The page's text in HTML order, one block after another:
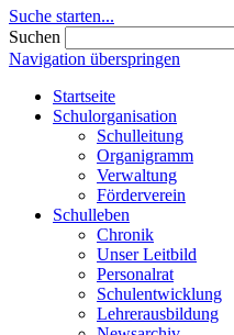
Suche starten...
Suchen
Navigation überspringen
Startseite
Schulorganisation
Schulleitung
Organigramm
Verwaltung
Förderverein
Schulleben
Chronik
Unser Leitbild
Personalrat
Schulentwicklung
Lehrerausbildung